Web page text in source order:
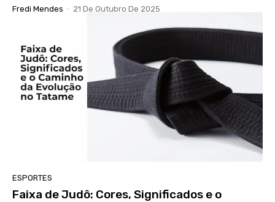
Fredi Mendes - 21 De Outubro De 2025
ESPORTES
Faixa de Judô: Cores, Significados e o